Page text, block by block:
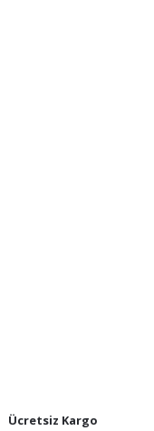
Ücretsiz Kargo